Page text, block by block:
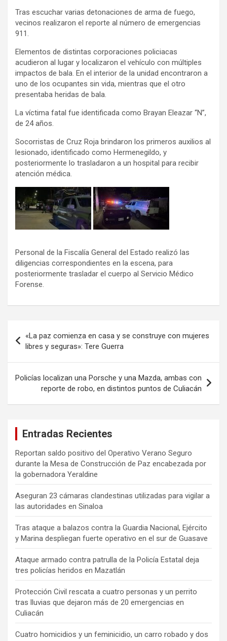
Tras escuchar varias detonaciones de arma de fuego,
vecinos realizaron el reporte al número de emergencias
911.
Elementos de distintas corporaciones policiacas
acudieron al lugar y localizaron el vehículo con múltiples
impactos de bala. En el interior de la unidad encontraron a
uno de los ocupantes sin vida, mientras que el otro
presentaba heridas de bala.
La víctima fatal fue identificada como Brayan Eleazar “N”,
de 24 años.
Socorristas de Cruz Roja brindaron los primeros auxilios al
lesionado, identificado como Hermenegildo, y
posteriormente lo trasladaron a un hospital para recibir
atención médica.
Personal de la Fiscalía General del Estado realizó las
diligencias correspondientes en la escena, para
posteriormente trasladar el cuerpo al Servicio Médico
Forense.
de
entradas
«La paz comienza en casa y se construye con mujeres
libres y seguras»: Tere Guerra
Policías localizan una Porsche y una Mazda, ambas con
reporte de robo, en distintos puntos de Culiacán
Entradas Recientes
Reportan saldo positivo del Operativo Verano Seguro
durante la Mesa de Construcción de Paz encabezada por
la gobernadora Yeraldine
Aseguran 23 cámaras clandestinas utilizadas para vigilar a
las autoridades en Sinaloa
Tras ataque a balazos contra la Guardia Nacional, Ejército
y Marina despliegan fuerte operativo en el sur de Guasave
Ataque armado contra patrulla de la Policía Estatal deja
tres policías heridos en Mazatlán
Protección Civil rescata a cuatro personas y un perrito
tras lluvias que dejaron más de 20 emergencias en
Culiacán
Cuatro homicidios y un feminicidio, un carro robado y dos